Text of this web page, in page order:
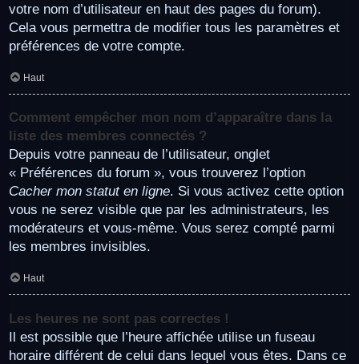
votre nom d’utilisateur en haut des pages du forum).
Cela vous permettra de modifier tous les paramètres et
préférences de votre compte.
Haut
Comment empêcher mon nom d’apparaître dans la
liste des membres connectés ?
Depuis votre panneau de l’utilisateur, onglet
« Préférences du forum », vous trouverez l’option
Cacher mon statut en ligne. Si vous activez cette option
vous ne serez visible que par les administrateurs, les
modérateurs et vous-même. Vous serez compté parmi
les membres invisibles.
Haut
Les heures ne sont pas correctes !
Il est possible que l’heure affichée utilise un fuseau
horaire différent de celui dans lequel vous êtes. Dans ce